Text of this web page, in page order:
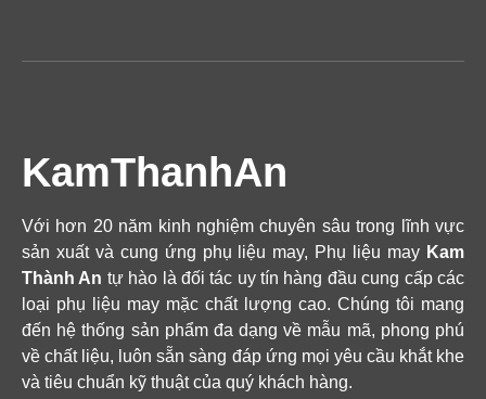
KamThanhAn
Với hơn 20 năm kinh nghiệm chuyên sâu trong lĩnh vực
sản xuất và cung ứng phụ liệu may, Phụ liệu may Kam
Thành An tự hào là đối tác uy tín hàng đầu cung cấp các
loại phụ liệu may mặc chất lượng cao. Chúng tôi mang
đến hệ thống sản phẩm đa dạng về mẫu mã, phong phú
về chất liệu, luôn sẵn sàng đáp ứng mọi yêu cầu khắt khe
và tiêu chuẩn kỹ thuật của quý khách hàng.